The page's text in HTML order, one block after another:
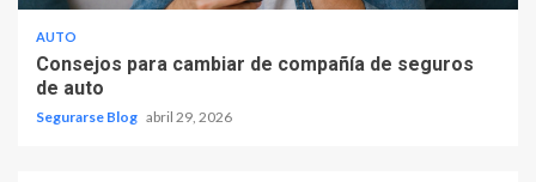
AUTO
Consejos para cambiar de compañía de seguros
de auto
Segurarse Blog abril 29, 2026